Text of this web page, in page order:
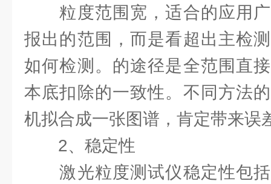
粒度范围宽，适合的应用广
报出的范围，而是看超出主检
如何检测。的途径是全范围直
本底扣除的一致性。不同方法
机拟合成一张图谱，肯定带来误
2、稳定性
激光粒度测试仪稳定性包括